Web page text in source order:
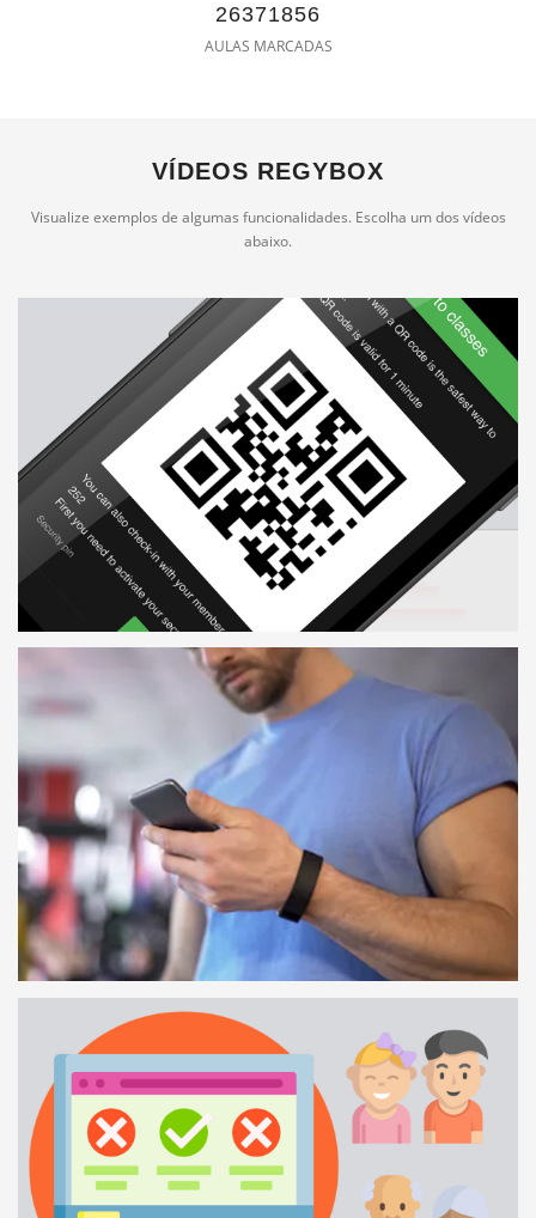
26371856
AULAS MARCADAS
VÍDEOS REGYBOX
Visualize exemplos de algumas funcionalidades. Escolha um dos vídeos
abaixo.
CHECK-IN COM CÓDIGO QR
34 SEGUNDOS
OS TREINADORES E A APP
1 MINUTO E 17 SEGUNDOS